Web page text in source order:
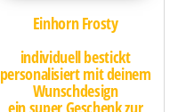
Einhorn Frosty
individuell bestickt
personalisiert mit deinem
Wunschdesign
ein super Geschenk zur